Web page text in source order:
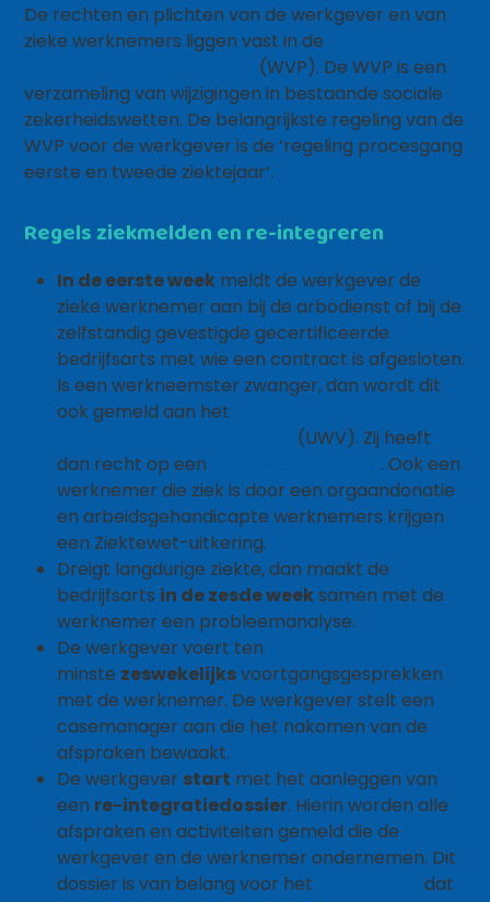
De rechten en plichten van de werkgever en van
zieke werknemers liggen vast in de
(WVP). De WVP is een
verzameling van wijzigingen in bestaande sociale
zekerheidswetten. De belangrijkste regeling van de
WVP voor de werkgever is de ‘regeling procesgang
eerste en tweede ziektejaar’.
Regels ziekmelden en re-integreren
In de eerste week meldt de werkgever de
zieke werknemer aan bij de arbodienst of bij de
zelfstandig gevestigde gecertificeerde
bedrijfsarts met wie een contract is afgesloten.
Is een werkneemster zwanger, dan wordt dit
ook gemeld aan het
(UWV). Zij heeft
dan recht op een
. Ook een
werknemer die ziek is door een orgaandonatie
en arbeidsgehandicapte werknemers krijgen
een Ziektewet-uitkering.
Dreigt langdurige ziekte, dan maakt de
bedrijfsarts in de zesde weeksamen met de
werknemer een probleemanalyse.
De werkgever voert ten
minste zeswekelijksvoortgangsgesprekken
met de werknemer. De werkgever stelt een
casemanager aan die het nakomen van de
afspraken bewaakt.
De werkgever start met het aanleggen van
een re-integratiedossier. Hierin worden alle
afspraken en activiteiten gemeld die de
werkgever en de werknemer ondernemen. Dit
dossier is van belang voor het
WIA-trajectdat